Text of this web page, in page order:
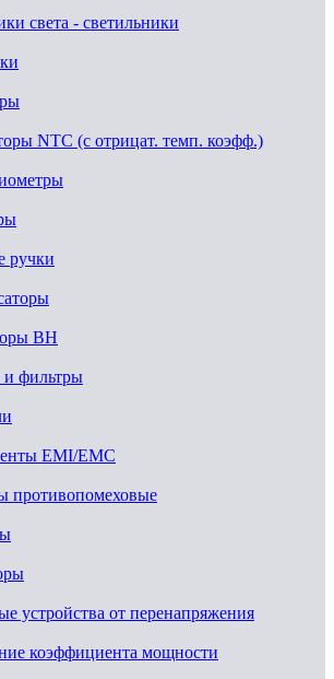
света - светильники
NTC (с отрицат. темп. коэфф.)
ручки
ВН
фильтры
EMI/EMC
противопомеховые
устройства от перенапряжения
коэффициента мощности